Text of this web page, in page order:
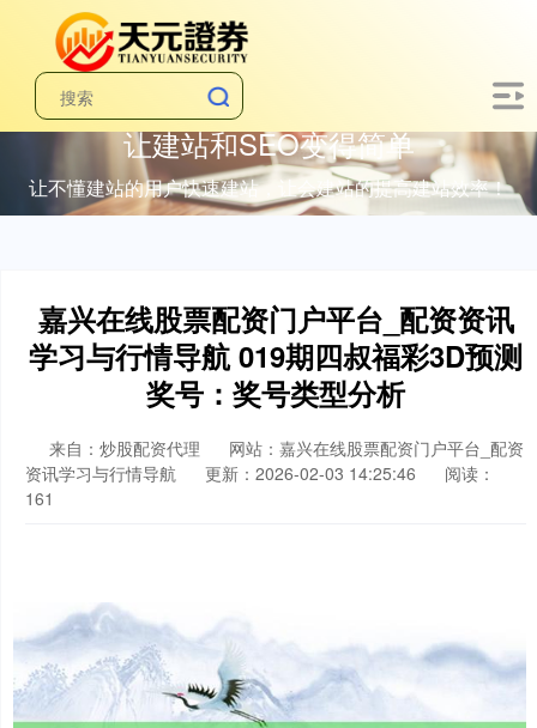
让建站和SEO变得简单
让不懂建站的用户快速建站，让会建站的提高建站效率！
嘉兴在线股票配资门户平台_配资资讯
学习与行情导航 019期四叔福彩3D预测
奖号：奖号类型分析
来自：炒股配资代理
网站：嘉兴在线股票配资门户平台_配资
资讯学习与行情导航
更新：2026-02-03 14:25:46
阅读：
161